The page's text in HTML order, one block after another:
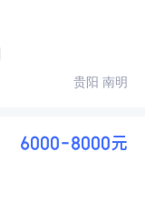
贵阳 南明
6000-8000元